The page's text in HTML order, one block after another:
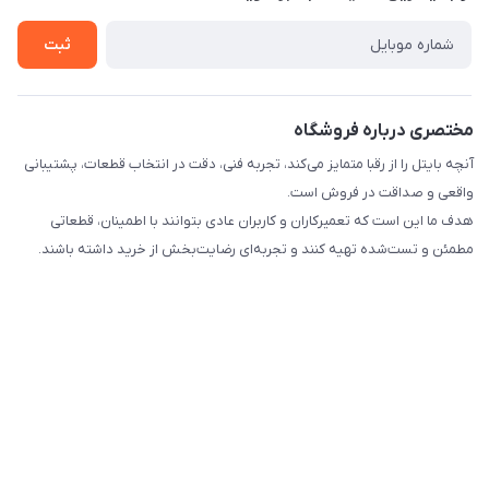
ثبت
مختصری درباره فروشگاه
آنچه بایتل را از رقبا متمایز می‌کند، تجربه فنی، دقت در انتخاب قطعات، پشتیبانی
واقعی و صداقت در فروش است.
هدف ما این است که تعمیرکاران و کاربران عادی بتوانند با اطمینان، قطعاتی
مطمئن و تست‌شده تهیه کنند و تجربه‌ای رضایت‌بخش از خرید داشته باشند.